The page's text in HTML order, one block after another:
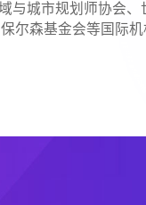
与城市规划师协会
尔森基金会等国际